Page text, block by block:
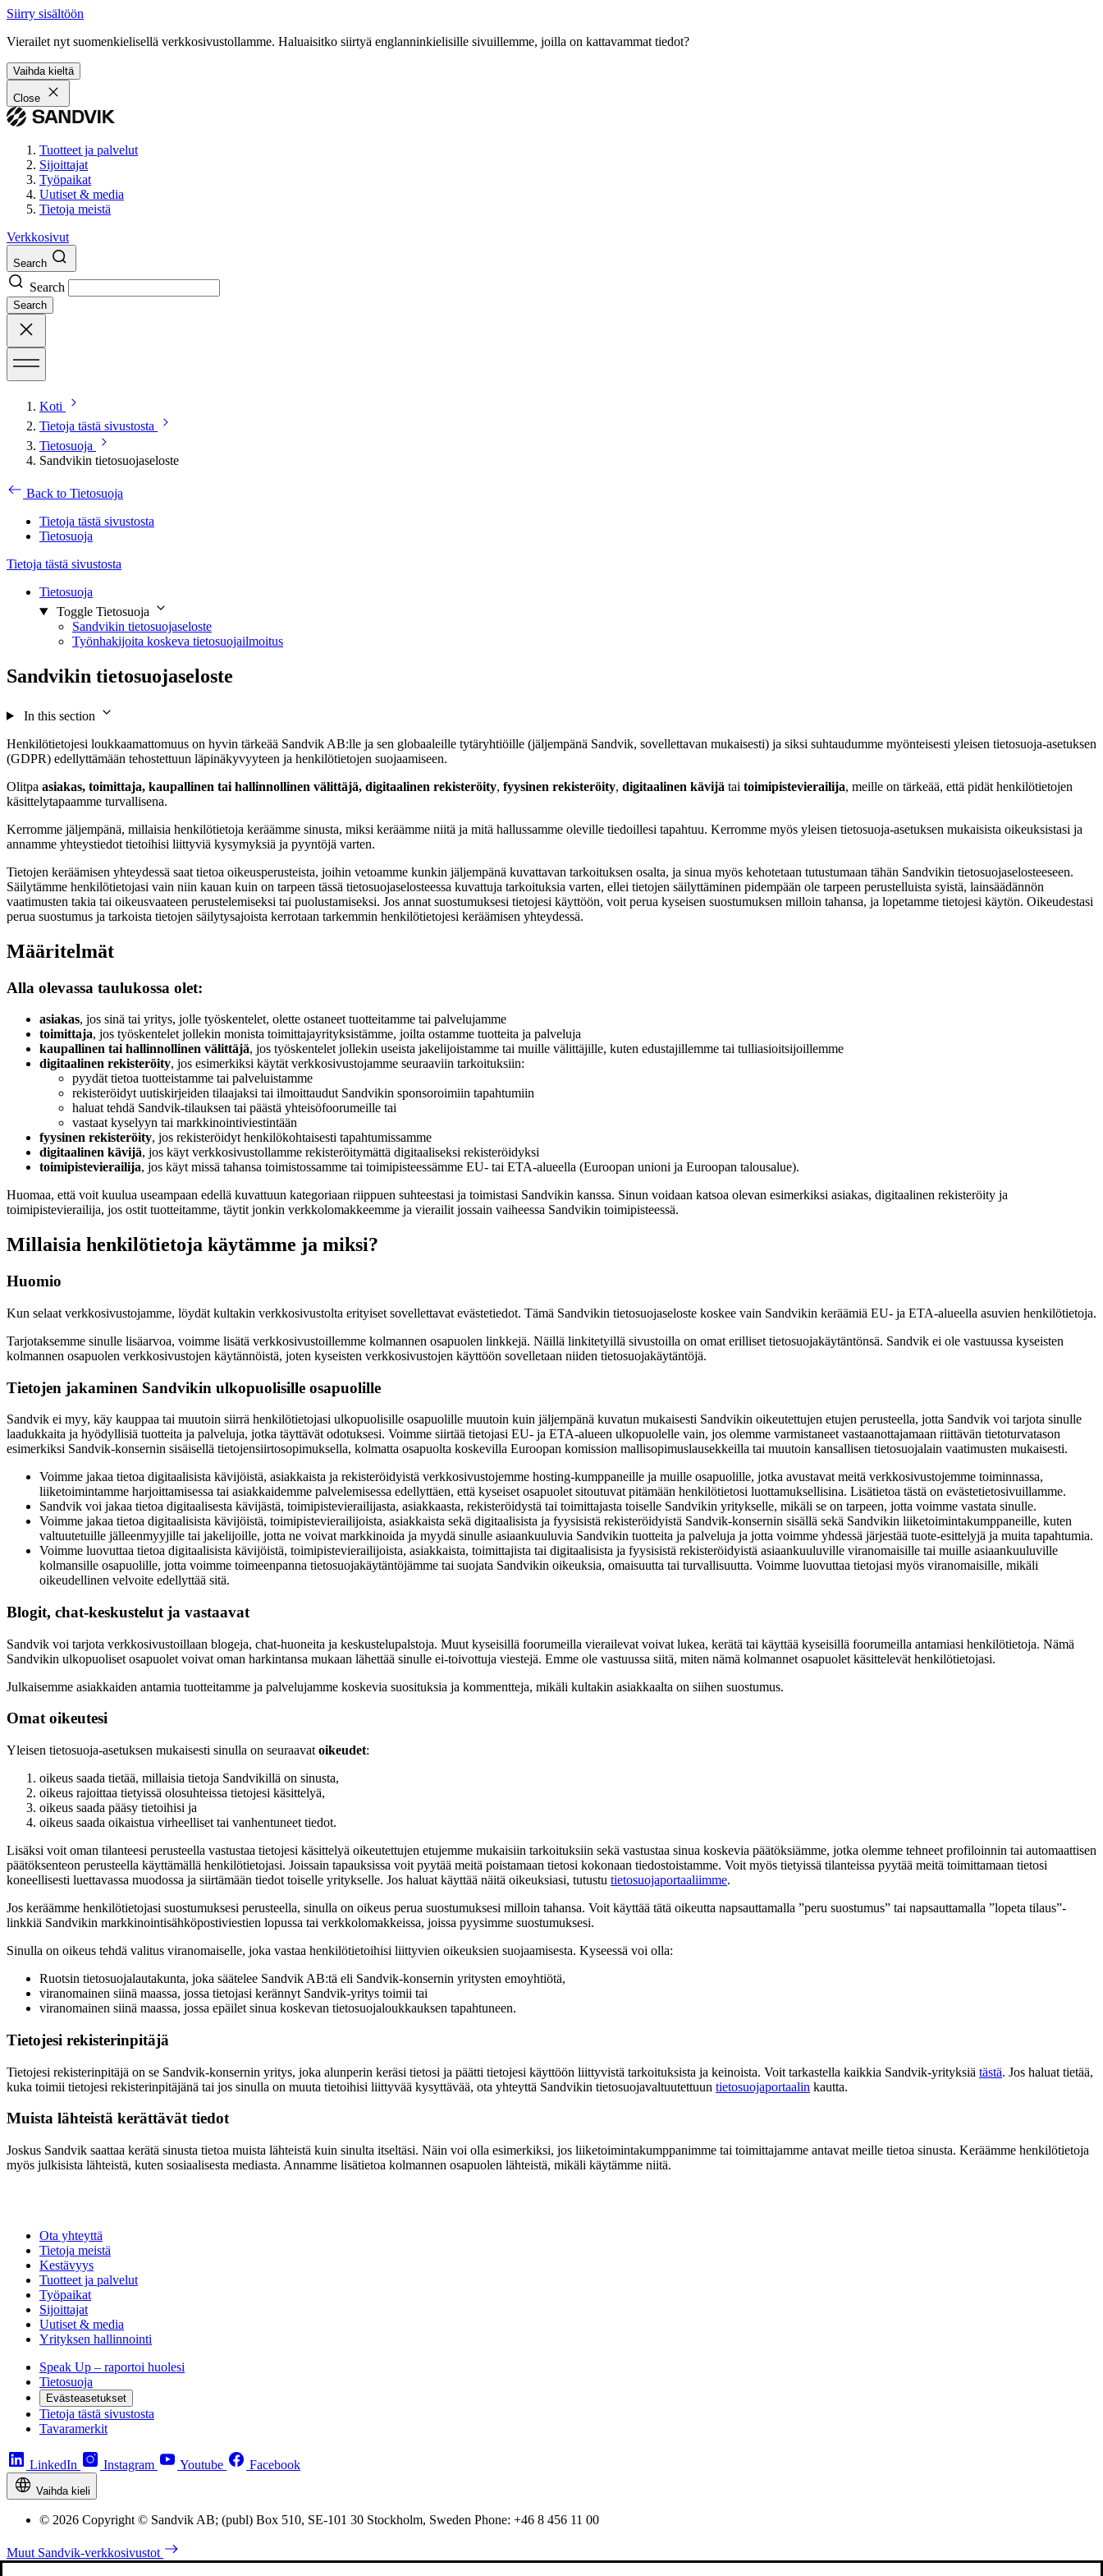
Siirry sisältöön
Vierailet nyt suomenkielisellä verkkosivustollamme. Haluaisitko siirtyä englanninkielisille sivuillemme, joilla on kattavammat tiedot?
Vaihda kieltä
Close
Tuotteet ja palvelut
Sijoittajat
Työpaikat
Uutiset & media
Tietoja meistä
Verkkosivut
Search
Search
Search
Koti
Tietoja tästä sivustosta
Tietosuoja
Sandvikin tietosuojaseloste
Back to Tietosuoja
Tietoja tästä sivustosta
Tietosuoja
Tietoja tästä sivustosta
Tietosuoja
Toggle Tietosuoja
Sandvikin tietosuojaseloste
Työnhakijoita koskeva tietosuojailmoitus
Sandvikin tietosuojaseloste
In this section
Henkilötietojesi loukkaamattomuus on hyvin tärkeää Sandvik AB:lle ja sen globaaleille tytäryhtiöille (jäljempänä Sandvik, sovellettavan mukaisesti) ja siksi suhtaudumme myönteisesti yleisen tietosuoja-asetuksen
(GDPR) edellyttämään tehostettuun läpinäkyvyyteen ja henkilötietojen suojaamiseen.
Olitpa asiakas, toimittaja, kaupallinen tai hallinnollinen välittäjä, digitaalinen rekisteröity, fyysinen rekisteröity, digitaalinen kävijä tai toimipistevierailija, meille on tärkeää, että pidät henkilötietojen
käsittelytapaamme turvallisena.
Kerromme jäljempänä, millaisia henkilötietoja keräämme sinusta, miksi keräämme niitä ja mitä hallussamme oleville tiedoillesi tapahtuu. Kerromme myös yleisen tietosuoja-asetuksen mukaisista oikeuksistasi ja
annamme yhteystiedot tietoihisi liittyviä kysymyksiä ja pyyntöjä varten.
Tietojen keräämisen yhteydessä saat tietoa oikeusperusteista, joihin vetoamme kunkin jäljempänä kuvattavan tarkoituksen osalta, ja sinua myös kehotetaan tutustumaan tähän Sandvikin tietosuojaselosteeseen.
Säilytämme henkilötietojasi vain niin kauan kuin on tarpeen tässä tietosuojaselosteessa kuvattuja tarkoituksia varten, ellei tietojen säilyttäminen pidempään ole tarpeen perustelluista syistä, lainsäädännön
vaatimusten takia tai oikeusvaateen perustelemiseksi tai puolustamiseksi. Jos annat suostumuksesi tietojesi käyttöön, voit perua kyseisen suostumuksen milloin tahansa, ja lopetamme tietojesi käytön. Oikeudestasi
perua suostumus ja tarkoista tietojen säilytysajoista kerrotaan tarkemmin henkilötietojesi keräämisen yhteydessä.
Määritelmät
Alla olevassa taulukossa olet:
asiakas, jos sinä tai yritys, jolle työskentelet, olette ostaneet tuotteitamme tai palvelujamme
toimittaja, jos työskentelet jollekin monista toimittajayrityksistämme, joilta ostamme tuotteita ja palveluja
kaupallinen tai hallinnollinen välittäjä, jos työskentelet jollekin useista jakelijoistamme tai muille välittäjille, kuten edustajillemme tai tulliasioitsijoillemme
digitaalinen rekisteröity, jos esimerkiksi käytät verkkosivustojamme seuraaviin tarkoituksiin:
pyydät tietoa tuotteistamme tai palveluistamme
rekisteröidyt uutiskirjeiden tilaajaksi tai ilmoittaudut Sandvikin sponsoroimiin tapahtumiin
haluat tehdä Sandvik-tilauksen tai päästä yhteisöfoorumeille tai
vastaat kyselyyn tai markkinointiviestintään
fyysinen rekisteröity, jos rekisteröidyt henkilökohtaisesti tapahtumissamme
digitaalinen kävijä, jos käyt verkkosivustollamme rekisteröitymättä digitaaliseksi rekisteröidyksi
toimipistevierailija, jos käyt missä tahansa toimistossamme tai toimipisteessämme EU- tai ETA-alueella (Euroopan unioni ja Euroopan talousalue).
Huomaa, että voit kuulua useampaan edellä kuvattuun kategoriaan riippuen suhteestasi ja toimistasi Sandvikin kanssa. Sinun voidaan katsoa olevan esimerkiksi asiakas, digitaalinen rekisteröity ja
toimipistevierailija, jos ostit tuotteitamme, täytit jonkin verkkolomakkeemme ja vierailit jossain vaiheessa Sandvikin toimipisteessä.
Millaisia henkilötietoja käytämme ja miksi?
Huomio
Kun selaat verkkosivustojamme, löydät kultakin verkkosivustolta erityiset sovellettavat evästetiedot. Tämä Sandvikin tietosuojaseloste koskee vain Sandvikin keräämiä EU- ja ETA-alueella asuvien henkilötietoja.
Tarjotaksemme sinulle lisäarvoa, voimme lisätä verkkosivustoillemme kolmannen osapuolen linkkejä. Näillä linkitetyillä sivustoilla on omat erilliset tietosuojakäytäntönsä. Sandvik ei ole vastuussa kyseisten
kolmannen osapuolen verkkosivustojen käytännöistä, joten kyseisten verkkosivustojen käyttöön sovelletaan niiden tietosuojakäytäntöjä.
Tietojen jakaminen Sandvikin ulkopuolisille osapuolille
Sandvik ei myy, käy kauppaa tai muutoin siirrä henkilötietojasi ulkopuolisille osapuolille muutoin kuin jäljempänä kuvatun mukaisesti Sandvikin oikeutettujen etujen perusteella, jotta Sandvik voi tarjota sinulle
laadukkaita ja hyödyllisiä tuotteita ja palveluja, jotka täyttävät odotuksesi. Voimme siirtää tietojasi EU- ja ETA-alueen ulkopuolelle vain, jos olemme varmistaneet vastaanottajamaan riittävän tietoturvatason
esimerkiksi Sandvik-konsernin sisäisellä tietojensiirtosopimuksella, kolmatta osapuolta koskevilla Euroopan komission mallisopimuslausekkeilla tai muutoin kansallisen tietosuojalain vaatimusten mukaisesti.
Voimme jakaa tietoa digitaalisista kävijöistä, asiakkaista ja rekisteröidyistä verkkosivustojemme hosting-kumppaneille ja muille osapuolille, jotka avustavat meitä verkkosivustojemme toiminnassa,
liiketoimintamme harjoittamisessa tai asiakkaidemme palvelemisessa edellyttäen, että kyseiset osapuolet sitoutuvat pitämään henkilötietosi luottamuksellisina. Lisätietoa tästä on evästetietosivuillamme.
Sandvik voi jakaa tietoa digitaalisesta kävijästä, toimipistevierailijasta, asiakkaasta, rekisteröidystä tai toimittajasta toiselle Sandvikin yritykselle, mikäli se on tarpeen, jotta voimme vastata sinulle.
Voimme jakaa tietoa digitaalisista kävijöistä, toimipistevierailijoista, asiakkaista sekä digitaalisista ja fyysisistä rekisteröidyistä Sandvik-konsernin sisällä sekä Sandvikin liiketoimintakumppaneille, kuten
valtuutetuille jälleenmyyjille tai jakelijoille, jotta ne voivat markkinoida ja myydä sinulle asiaankuuluvia Sandvikin tuotteita ja palveluja ja jotta voimme yhdessä järjestää tuote-esittelyjä ja muita tapahtumia.
Voimme luovuttaa tietoa digitaalisista kävijöistä, toimipistevierailijoista, asiakkaista, toimittajista tai digitaalisista ja fyysisistä rekisteröidyistä asiaankuuluville viranomaisille tai muille asiaankuuluville
kolmansille osapuolille, jotta voimme toimeenpanna tietosuojakäytäntöjämme tai suojata Sandvikin oikeuksia, omaisuutta tai turvallisuutta. Voimme luovuttaa tietojasi myös viranomaisille, mikäli
oikeudellinen velvoite edellyttää sitä.
Blogit, chat-keskustelut ja vastaavat
Sandvik voi tarjota verkkosivustoillaan blogeja, chat-huoneita ja keskustelupalstoja. Muut kyseisillä foorumeilla vierailevat voivat lukea, kerätä tai käyttää kyseisillä foorumeilla antamiasi henkilötietoja. Nämä
Sandvikin ulkopuoliset osapuolet voivat oman harkintansa mukaan lähettää sinulle ei-toivottuja viestejä. Emme ole vastuussa siitä, miten nämä kolmannet osapuolet käsittelevät henkilötietojasi.
Julkaisemme asiakkaiden antamia tuotteitamme ja palvelujamme koskevia suosituksia ja kommentteja, mikäli kultakin asiakkaalta on siihen suostumus.
Omat oikeutesi
Yleisen tietosuoja-asetuksen mukaisesti sinulla on seuraavat oikeudet:
oikeus saada tietää, millaisia tietoja Sandvikillä on sinusta,
oikeus rajoittaa tietyissä olosuhteissa tietojesi käsittelyä,
oikeus saada pääsy tietoihisi ja
oikeus saada oikaistua virheelliset tai vanhentuneet tiedot.
Lisäksi voit oman tilanteesi perusteella vastustaa tietojesi käsittelyä oikeutettujen etujemme mukaisiin tarkoituksiin sekä vastustaa sinua koskevia päätöksiämme, jotka olemme tehneet profiloinnin tai automaattisen
päätöksenteon perusteella käyttämällä henkilötietojasi. Joissain tapauksissa voit pyytää meitä poistamaan tietosi kokonaan tiedostoistamme. Voit myös tietyissä tilanteissa pyytää meitä toimittamaan tietosi
koneellisesti luettavassa muodossa ja siirtämään tiedot toiselle yritykselle. Jos haluat käyttää näitä oikeuksiasi, tutustu tietosuojaportaaliimme.
Jos keräämme henkilötietojasi suostumuksesi perusteella, sinulla on oikeus perua suostumuksesi milloin tahansa. Voit käyttää tätä oikeutta napsauttamalla ”peru suostumus” tai napsauttamalla ”lopeta tilaus”-
linkkiä Sandvikin markkinointisähköpostiviestien lopussa tai verkkolomakkeissa, joissa pyysimme suostumuksesi.
Sinulla on oikeus tehdä valitus viranomaiselle, joka vastaa henkilötietoihisi liittyvien oikeuksien suojaamisesta. Kyseessä voi olla:
Ruotsin tietosuojalautakunta, joka säätelee Sandvik AB:tä eli Sandvik-konsernin yritysten emoyhtiötä,
viranomainen siinä maassa, jossa tietojasi kerännyt Sandvik-yritys toimii tai
viranomainen siinä maassa, jossa epäilet sinua koskevan tietosuojaloukkauksen tapahtuneen.
Tietojesi rekisterinpitäjä
Tietojesi rekisterinpitäjä on se Sandvik-konsernin yritys, joka alunperin keräsi tietosi ja päätti tietojesi käyttöön liittyvistä tarkoituksista ja keinoista. Voit tarkastella kaikkia Sandvik-yrityksiä tästä. Jos haluat tietää,
kuka toimii tietojesi rekisterinpitäjänä tai jos sinulla on muuta tietoihisi liittyvää kysyttävää, ota yhteyttä Sandvikin tietosuojavaltuutettuun tietosuojaportaalin kautta.
Muista lähteistä kerättävät tiedot
Joskus Sandvik saattaa kerätä sinusta tietoa muista lähteistä kuin sinulta itseltäsi. Näin voi olla esimerkiksi, jos liiketoimintakumppanimme tai toimittajamme antavat meille tietoa sinusta. Keräämme henkilötietoja
myös julkisista lähteistä, kuten sosiaalisesta mediasta. Annamme lisätietoa kolmannen osapuolen lähteistä, mikäli käytämme niitä.
Ota yhteyttä
Tietoja meistä
Kestävyys
Tuotteet ja palvelut
Työpaikat
Sijoittajat
Uutiset & media
Yrityksen hallinnointi
Speak Up – raportoi huolesi
Tietosuoja
Evästeasetukset
Tietoja tästä sivustosta
Tavaramerkit
LinkedIn Instagram Youtube Facebook
Vaihda kieli
© 2026 Copyright © Sandvik AB; (publ) Box 510, SE-101 30 Stockholm, Sweden Phone: +46 8 456 11 00
Muut Sandvik-verkkosivustot